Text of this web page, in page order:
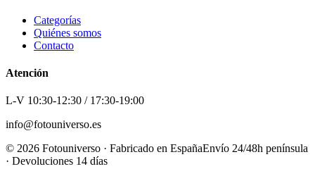
Categorías
Quiénes somos
Contacto
Atención
L-V 10:30-12:30 / 17:30-19:00
info@fotouniverso.es
© 2026 Fotouniverso · Fabricado en EspañaEnvío 24/48h península
· Devoluciones 14 días